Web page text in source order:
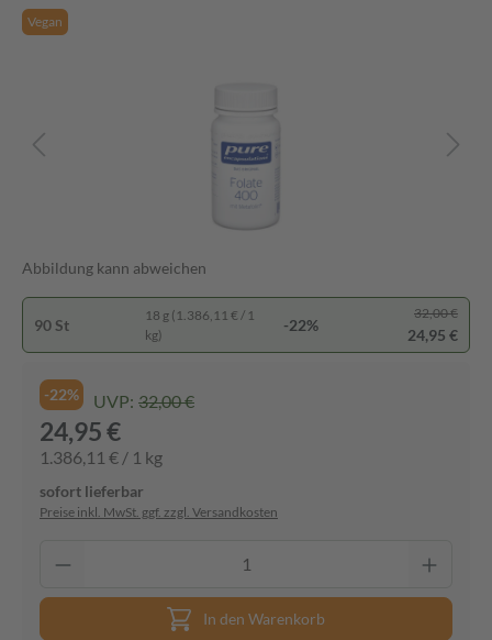
Vegan
Abbildung kann abweichen
90 St
18 g (1.386,11 € / 1
kg)
-22%
32,00 €
24,95 €
-22% UVP: 32,00 €
24,95 €
1.386,11 € / 1 kg
sofort lieferbar
Preise inkl. MwSt. ggf. zzgl. Versandkosten
In den Warenkorb